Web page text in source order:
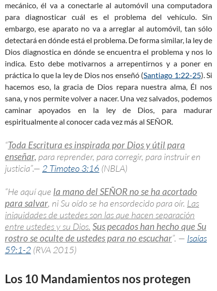
mecánico, él va a conectarle al automóvil una computadora
para diagnosticar cuál es el problema del vehículo. Sin
embargo, ese aparato no va a arreglar al automóvil, tan sólo
detectará en dónde está el problema. De forma similar, la ley de
Dios diagnostica en dónde se encuentra el problema y nos lo
indica. Esto debe motivarnos a arrepentirnos y a poner en
práctica lo que la ley de Dios nos enseñó (Santiago 1:22-25). Si
hacemos eso, la gracia de Dios repara nuestra alma, Él nos
sana, y nos permite volver a nacer. Una vez salvados, podemos
caminar apoyados en la ley de Dios, para madurar
espiritualmente al conocer cada vez más al SEÑOR.
“Toda Escritura es inspirada por Dios y útil para
enseñar, para reprender, para corregir, para instruir en
justicia”.— 2 Timoteo 3:16 (NBLA)
“He aquí que la mano del SEÑOR no se ha acortado
para salvar, ni Su oído se ha ensordecido para oír. Las
iniquidades de ustedes son las que hacen separación
entre ustedes y su Dios. Sus pecados han hecho que Su
rostro se oculte de ustedes para no escuchar”. — Isaías
59:1-2 (RVA 2015)
Los 10 Mandamientos nos protegen